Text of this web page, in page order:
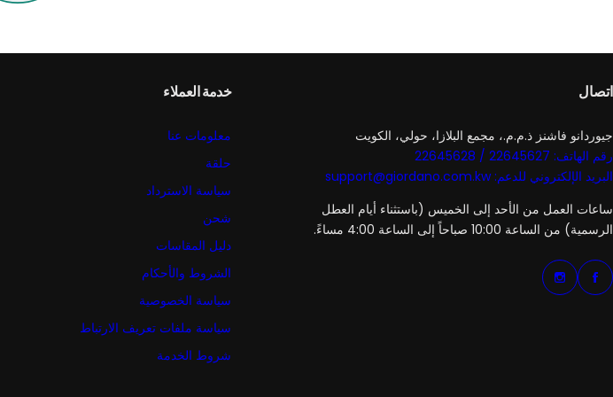
اتصال
جيوردانو فاشنز ذ.م.م.، مجمع البلازا، حولي، الكويت
رقم الهاتف: 22645627 / 22645628
البريد الإلكتروني للدعم: support@giordano.com.kw
ساعات العمل من الأحد إلى الخميس (باستثناء أيام العطل
الرسمية) من الساعة 10:00 صباحاً إلى الساعة 4:00 مساءً.
خدمة العملاء
معلومات عنا
حلقة
سياسة الاسترداد
شحن
دليل المقاسات
الشروط والأحكام
سياسة الخصوصية
سياسة ملفات تعريف الارتباط
شروط الخدمة